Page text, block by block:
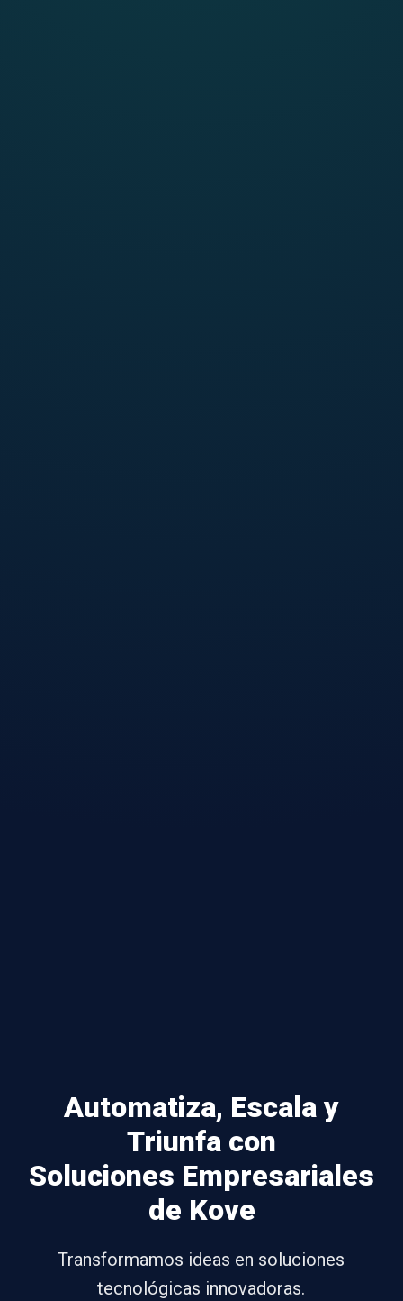
Automatiza, Escala y
Triunfa con
Soluciones Empresariales
de Kove
Transformamos ideas en soluciones
tecnológicas innovadoras.